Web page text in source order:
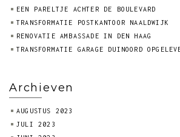
EEN PARELTJE ACHTER DE BOULEVARD
TRANSFORMATIE POSTKANTOOR NAALDWIJK
RENOVATIE AMBASSADE IN DEN HAAG
TRANSFORMATIE GARAGE DUINOORD
Archieven
AUGUSTUS 2023
JULI 2023